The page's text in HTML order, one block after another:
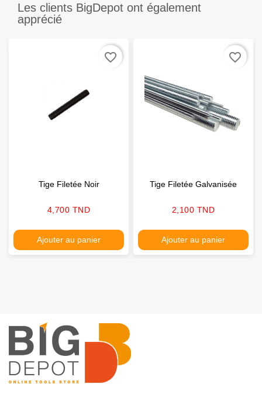
Les clients BigDepot ont également
apprécié
Tige Filetée Noir
Prix
4,700 TND
Ajouter au panier
favorite_border
Tige Filetée Galvanisée
Prix
2,100 TND
Ajouter au panier
favorite_border